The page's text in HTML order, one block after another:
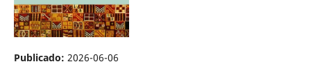
Publicado: 2026-06-06